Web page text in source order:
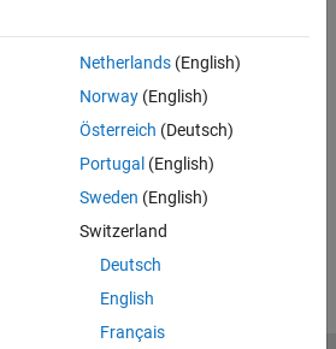
utente di
in Polyspace Platform User Interface
organize results by file or result type.
by Impact
of
Polyspace Bug Finder™defects, you
assigned to the defect.
Netherlands(English)
Norway(English)
Österreich (Deutsch)
Portugal (English)
Sweden (English)
Switzerland
Deutsch
English
Français